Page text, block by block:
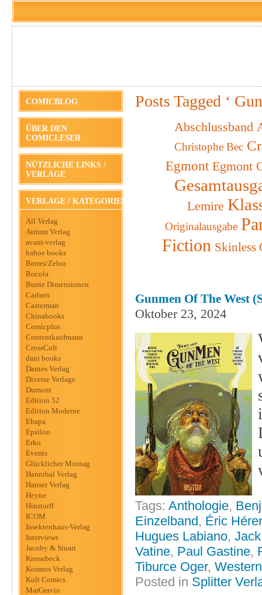
COMICBLOG
ÜBER DEN
COMICLESER
NÜTZLICHE LINKS /
VERLAGE
VERLAGE / KATEGORIEN
All Verlag
Atrium Verlag
avant-verlag
bahoe books
Berres/Zebra
Bocola
Bunte Dimensionen
Carlsen
Casterman
Chinabooks
Comicplus
Contentkaufmann
CrossCult
dani books
Dantes Verlag
Diverse Verlage
Dumont
Edition 52
Edition Moderne
Ehapa
Epsilon
Erko
Events
Glücklicher Montag
Hannibal Verlag
Hanser Verlag
Heyne
Hinstorff
ICOM
Insektenhaus-Verlag
Interviews
Jacoby & Stuart
Knesebeck
Kosmos Verlag
Kult Comics
MarGravio
Posts Tagged ‘
Abschlussband
Christophe Bec
Egmont Egmont
Lemire
Originalausgabe
Fiction Skinless
Gunmen Of The West
Oktober 23, 2024
Tags: Anthologie,
Einzelband, Éric
Hugues Labiano,
Vatine, Paul Gastine,
Tiburce Oger, Western
Posted in Splitter